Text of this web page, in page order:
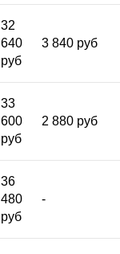
32
640
руб
3 840 руб
33
600
руб
2 880 руб
36
480
руб
-